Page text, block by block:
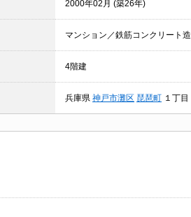
2000年02月 (築26年)
マンション／鉄筋コンクリート造
4階建
兵庫県 神戸市灘区 琵琶町 １丁目